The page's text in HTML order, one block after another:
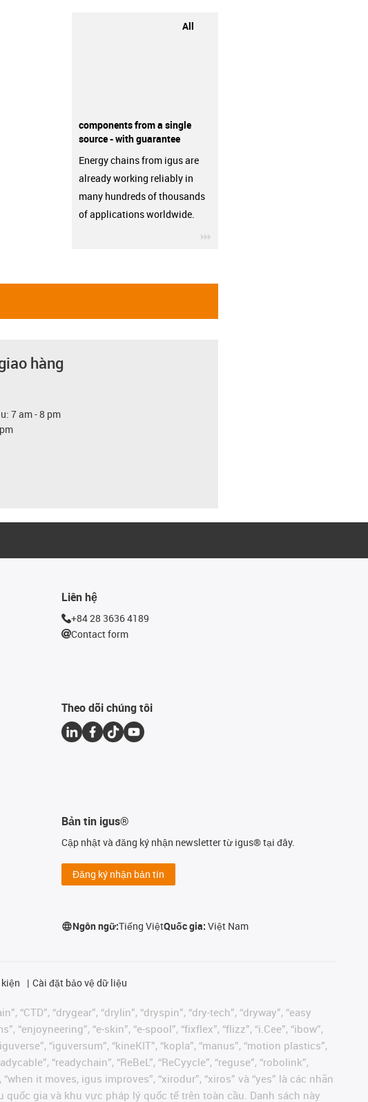
All
components from a single
source - with guarantee
Energy chains from igus are
already working reliably in
many hundreds of thousands
of applications worldwide.
hàng
7 am - 8 pm
Liên hệ
+84 28 3636 4189
Contact form
Theo dõi chúng tôi
Bản tin igus®
Cập nhật và đăng ký nhận newsletter từ igus® tại đây.
Đăng ký nhận bản tin
Ngôn ngữ:Tiếng ViệtQuốc gia:Việt Nam
Cài đặt bảo vệ dữ liệu
“CTD”, “drygear”, “drylin”, “dryspin”, “dry-tech”, “dryway”, “easy
“enjoyneering”, “e-skin”, “e-spool”, “fixflex”, “flizz”, “i.Cee”, “ibow”,
“iguversum”, “kineKIT”, “kopla”, “manus”, “motion plastics”,
“readychain”, “ReBeL”, “ReCyycle”, “reguse”, “robolink”,
it moves, igus improves”, “xirodur”, “xiros” và “yes” là các nhãn
gia và khu vực pháp lý quốc tế trên toàn cầu. Danh sách này